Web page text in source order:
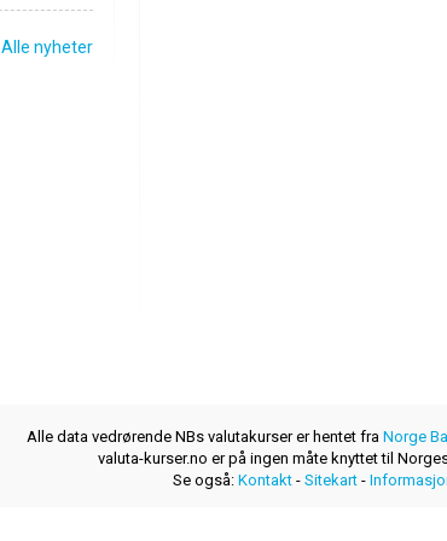
Alle nyheter
Alle data vedrørende NBs valutakurser er hentet fra Norge
valuta-kurser.no er på ingen måte knyttet til
Se også: Kontakt- Sitekart-